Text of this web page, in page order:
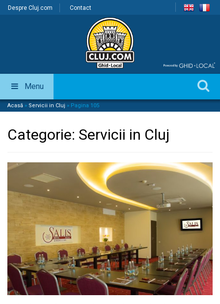
Despre Cluj.com Contact
Menu
Acasă » Servicii in Cluj » Pagina 105
Categorie: Servicii in Cluj